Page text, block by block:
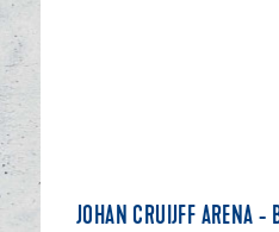
JOHAN CRUIJFF ARENA -